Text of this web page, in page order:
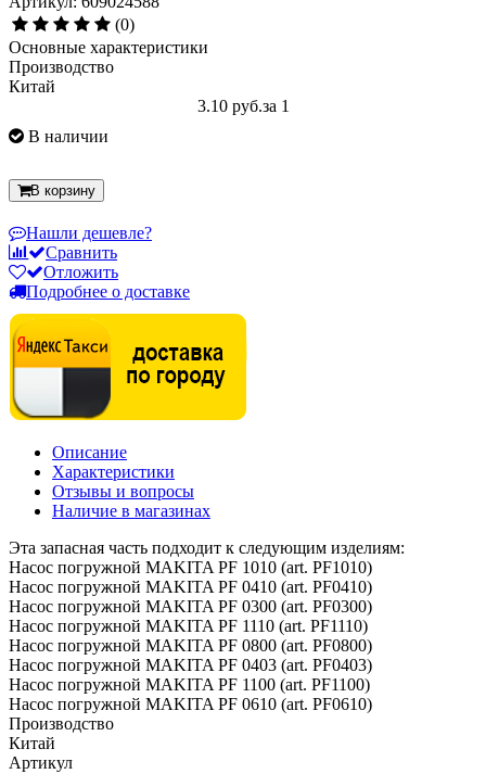
(0)
Основные характеристики
Производство
Китай
3.10 руб.за 1
В наличии
В корзину
Нашли дешевле?
Сравнить
Отложить
Подробнее о доставке
Описание
Характеристики
Отзывы и вопросы
Наличие в магазинах
Эта запасная часть подходит к следующим изделиям:
Насос погружной MAKITA PF 1010 (art. PF1010)
Насос погружной MAKITA PF 0410 (art. PF0410)
Насос погружной MAKITA PF 0300 (art. PF0300)
Насос погружной MAKITA PF 1110 (art. PF1110)
Насос погружной MAKITA PF 0800 (art. PF0800)
Насос погружной MAKITA PF 0403 (art. PF0403)
Насос погружной MAKITA PF 1100 (art. PF1100)
Насос погружной MAKITA PF 0610 (art. PF0610)
Производство
Китай
Артикул